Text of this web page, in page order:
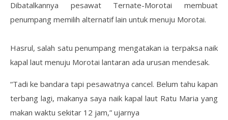
Dibatalkannya pesawat Ternate-Morotai membuat
penumpang memilih alternatif lain untuk menuju Morotai.
Hasrul, salah satu penumpang mengatakan ia terpaksa naik
kapal laut menuju Morotai lantaran ada urusan mendesak.
“Tadi ke bandara tapi pesawatnya cancel. Belum tahu kapan
terbang lagi, makanya saya naik kapal laut Ratu Maria yang
makan waktu sekitar 12 jam,” ujarnya